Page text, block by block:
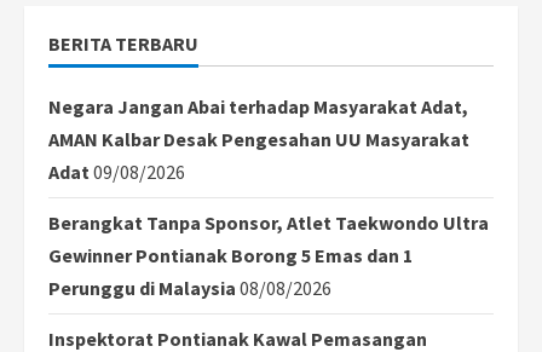
BERITA TERBARU
Negara Jangan Abai terhadap Masyarakat Adat,
AMAN Kalbar Desak Pengesahan UU Masyarakat
Adat 09/08/2026
Berangkat Tanpa Sponsor, Atlet Taekwondo Ultra
Gewinner Pontianak Borong 5 Emas dan 1
Perunggu di Malaysia 08/08/2026
Inspektorat Pontianak Kawal Pemasangan